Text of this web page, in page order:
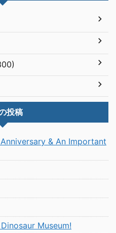
投稿
& An Important
Museum!